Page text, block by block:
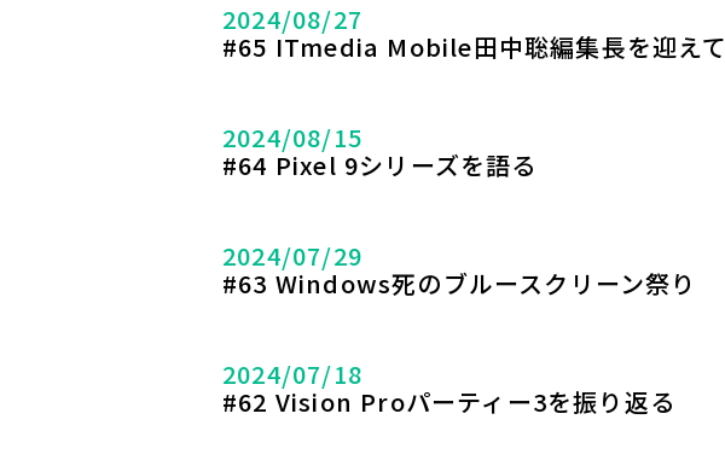
2024/08/27
#65 ITmedia Mobile田中聡編集長を迎えて
2024/08/15
#64 Pixel 9シリーズを語る
2024/07/29
#63 Windows死のブルースクリーン祭り
2024/07/18
#62 Vision Proパーティー3を振り返る